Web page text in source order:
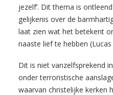
jezelf’. Dit thema is
gelijkenis over de
laat zien wat het betekent
naaste lief te hebben
Dit is niet vanzelfsprekend
onder terroristische
waarvan christelijke kerken